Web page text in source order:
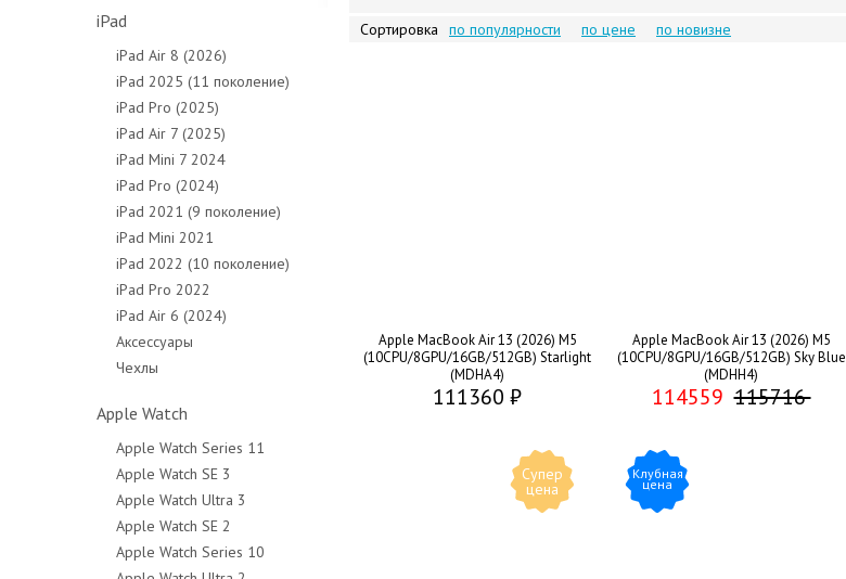
iPad
iPad Air 8 (2026)
iPad 2025 (11 поколение)
iPad Pro (2025)
iPad Air 7 (2025)
iPad Mini 7 2024
iPad Pro (2024)
iPad 2021 (9 поколение)
iPad Mini 2021
iPad 2022 (10 поколение)
iPad Pro 2022
iPad Air 6 (2024)
Аксессуары
Чехлы
Apple Watch
Apple Watch Series 11
Apple Watch SE 3
Apple Watch Ultra 3
Apple Watch SE 2
Apple Watch Series 10
Сортировка по популярности по цене по новизне
Apple MacBook Air 13 (2026) M5
(10CPU/8GPU/16GB/512GB) Starlight
(MDHA4)
111360 ₽
Apple MacBook Air 13 (2026) M5
(10CPU/8GPU/16GB/512GB) Sky Blue
(MDHH4)
114559 115716
Супер
цена
Клубная
цена